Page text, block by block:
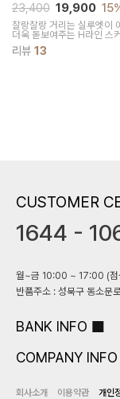
23,400 19,900
찰랑찰랑 거리는 실루엣이
더욱 돋보여주는 H라인 스
요♡
리뷰 13
CUSTOMER
1644 -
월~금 10:00 ~ 17:00 (점
반품주소 : 성북구 동소문
BANK INFO
COMPANY INFO
회사소개 이용약관 개인